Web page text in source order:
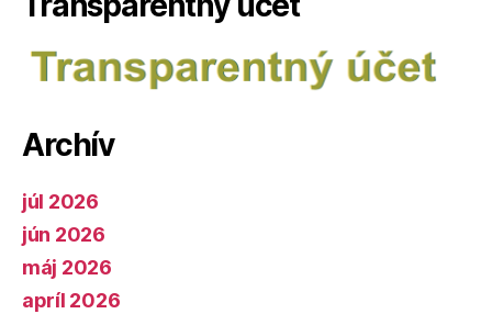
Archív
júl 2026
jún 2026
máj 2026
apríl 2026